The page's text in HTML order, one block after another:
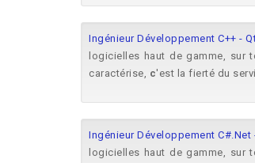
Ingénieur Développement C++ -
logicielles haut de gamme, sur
caractérise, c'est la fierté du
Ingénieur Développement
logicielles haut de gamme, sur